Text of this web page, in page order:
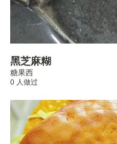
黑芝麻糊
糖果西
0 人做过